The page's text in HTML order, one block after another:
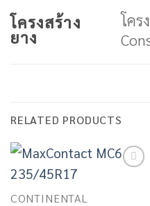
โครงสร้าง
ยาง
โคร
RELATED PRODUCTS
CONTINENTAL